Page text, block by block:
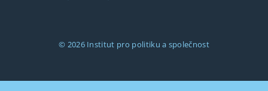
© 2026 Institut pro politiku a společnost